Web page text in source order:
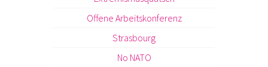
Offene Arbeitskonferenz
Strasbourg
No NATO